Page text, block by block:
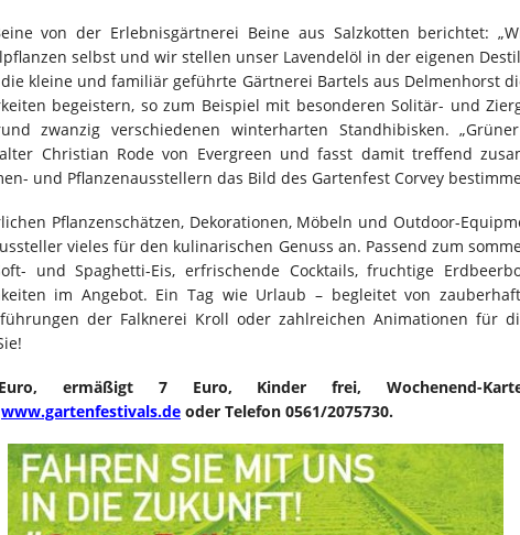
von der Erlebnisgärtnerei Beine aus Salzkotten berichtet:
selbst und wir stellen unser Lavendelöl in der eigenen
kleine und familiär geführte Gärtnerei Bartels aus Delmenhorst
begeistern, so zum Beispiel mit besonderen Solitär- und
zwanzig verschiedenen winterharten Standhibisken.
Christian Rode von Evergreen und fasst damit treffend
und Pflanzenausstellern das Bild des Gartenfest Corvey
Pflanzenschätzen, Dekorationen, Möbeln und Outdoor-
vieles für den kulinarischen Genuss an. Passend zum
und Spaghetti-Eis, erfrischende Cocktails, fruchtige
im Angebot. Ein Tag wie Urlaub – begleitet von
der Falknerei Kroll oder zahlreichen Animationen für
ermäßigt 7 Euro, Kinder frei, Wochenend-
www.gartenfestivals.de oder Telefon 0561/2075730.